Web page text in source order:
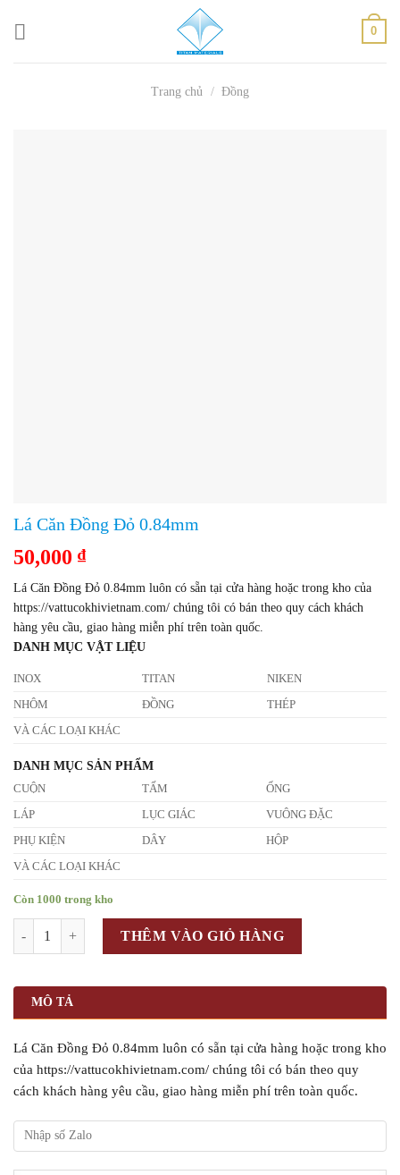
0
Trang chủ / Đồng
Lá Căn Đồng Đỏ 0.84mm
50,000 ₫
Lá Căn Đồng Đỏ 0.84mm luôn có sẵn tại cửa hàng hoặc trong kho của
https://vattucokhivietnam.com/ chúng tôi có bán theo quy cách khách
hàng yêu cầu, giao hàng miễn phí trên toàn quốc.
DANH MỤC VẬT LIỆU
INOX TITAN NIKEN
NHÔM ĐỒNG THÉP
VÀ CÁC LOẠI KHÁC
DANH MỤC SẢN PHẨM
CUỘN TẤM ỐNG
LÁP LỤC GIÁC VUÔNG ĐẶC
PHỤ KIỆN DÂY HỘP
VÀ CÁC LOẠI KHÁC
Còn 1000 trong kho
THÊM VÀO GIỎ HÀNG
MÔ TẢ
Lá Căn Đồng Đỏ 0.84mm luôn có sẵn tại cửa hàng hoặc trong kho
của https://vattucokhivietnam.com/ chúng tôi có bán theo quy
cách khách hàng yêu cầu, giao hàng miễn phí trên toàn quốc.